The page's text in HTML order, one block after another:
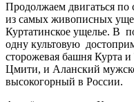
Продолжаем двигаться по
из самых живописных
Куртатинское ущелье. В
одну культовую
сторожевая башня Курта
Цмити, и Аланский
высокогорный в России.